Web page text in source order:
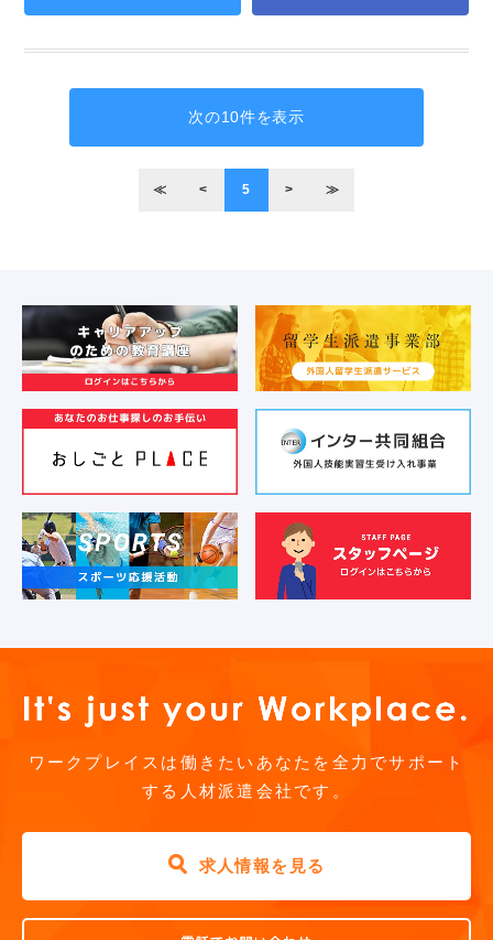
次の10件を表示
≪ < 5 > ≫
ワークプレイスは働きたいあなたを全力でサポート
する人材派遣会社です。
求人情報を見る